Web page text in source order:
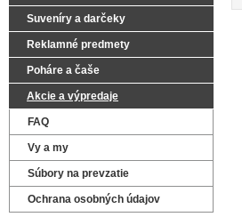
Suveníry a darčeky
Reklamné predmety
Poháre a čaše
Akcie a výpredaje
FAQ
Vy a my
Súbory na prevzatie
Ochrana osobných údajov